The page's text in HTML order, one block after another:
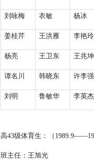
刘咏梅 衣敏 杨冰
姜桂芹 王洪雁 李艳玲
杨亮 王卫东 王兆坤
谭名川 韩晓东 许李强
刘明 鲁敏华 李英杰
高43级体育生：（ 1989.9——
班主任：王旭光